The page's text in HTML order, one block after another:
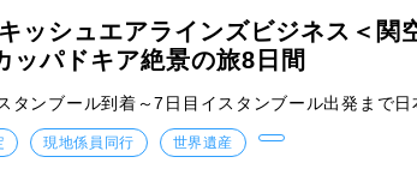
ッシュエアラインズビジネス＜
ッパドキア絶景の旅8日間
タンブール到着～7日目イスタンブール出発まで
現地係員同行 世界遺産